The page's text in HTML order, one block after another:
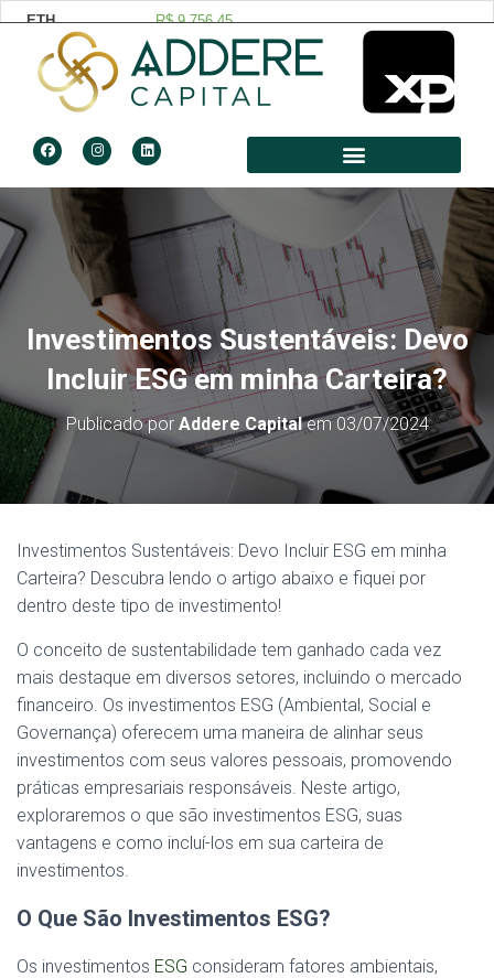
Investimentos Sustentáveis: Devo
Incluir ESG em minha Carteira?
Publicado por Addere Capitalem03/07/2024
Investimentos Sustentáveis: Devo Incluir ESG em minha
Carteira? Descubra lendo o artigo abaixo e fiquei por
dentro deste tipo de investimento!
O conceito de sustentabilidade tem ganhado cada vez
mais destaque em diversos setores, incluindo o mercado
financeiro. Os investimentos ESG (Ambiental, Social e
Governança) oferecem uma maneira de alinhar seus
investimentos com seus valores pessoais, promovendo
práticas empresariais responsáveis. Neste artigo,
exploraremos o que são investimentos ESG, suas
vantagens e como incluí-los em sua carteira de
investimentos.
O Que São Investimentos ESG?
Os investimentos ESG consideram fatores ambientais,